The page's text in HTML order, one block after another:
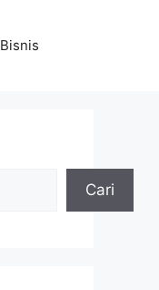
Bisnis
Cari